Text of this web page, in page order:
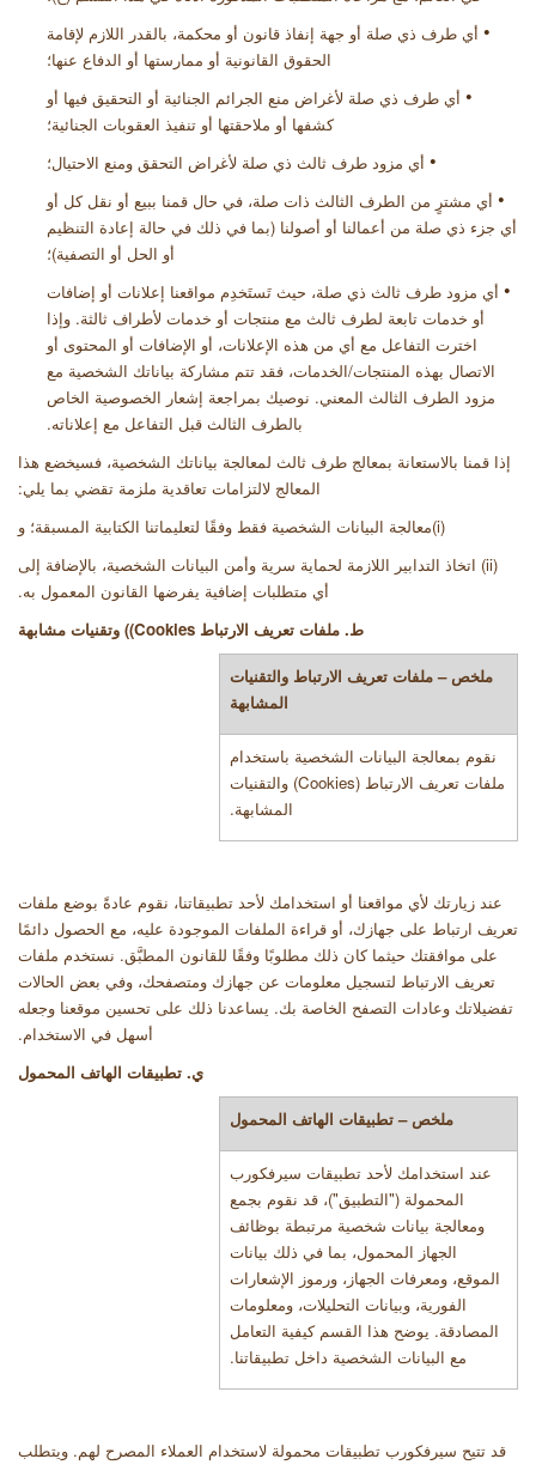
• أي طرف ذي صلة أو جهة إنفاذ قانون أو محكمة، بالقدر اللازم لإقامة
الحقوق القانونية أو ممارستها أو الدفاع عنها؛
• أي طرف ذي صلة لأغراض منع الجرائم الجنائية أو التحقيق فيها أو
كشفها أو ملاحقتها أو تنفيذ العقوبات الجنائية؛
• أي مزود طرف ثالث ذي صلة لأغراض التحقق ومنع الاحتيال؛
• أي مشترٍ من الطرف الثالث ذات صلة، في حال قمنا ببيع أو نقل كل أو
أي جزء ذي صلة من أعمالنا أو أصولنا (بما في ذلك في حالة إعادة التنظيم
أو الحل أو التصفية)؛
• أي مزود طرف ثالث ذي صلة، حيث تَستَخدِم مواقعنا إعلانات أو إضافات
أو خدمات تابعة لطرف ثالث مع منتجات أو خدمات لأطراف ثالثة. وإذا
اخترت التفاعل مع أي من هذه الإعلانات، أو الإضافات أو المحتوى أو
الاتصال بهذه المنتجات/الخدمات، فقد تتم مشاركة بياناتك الشخصية مع
مزود الطرف الثالث المعني. نوصيك بمراجعة إشعار الخصوصية الخاص
بالطرف الثالث قبل التفاعل مع إعلاناته.
إذا قمنا بالاستعانة بمعالج طرف ثالث لمعالجة بياناتك الشخصية، فسيخضع هذا
المعالج لالتزامات تعاقدية ملزمة تقضي بما يلي:
(
i
)معالجة البيانات الشخصية فقط وفقًا لتعليماتنا الكتابية المسبقة؛ و
(ii)
اتخاذ التدابير اللازمة لحماية سرية وأمن البيانات الشخصية، بالإضافة إلى
أي متطلبات إضافية يفرضها القانون المعمول به.
ط. ملفات تعريف الارتباط Cookies) ) وتقنيات مشابهة
ملخص – ملفات تعريف الارتباط والتقنيات
المشابهة
نقوم بمعالجة البيانات الشخصية باستخدام
ملفات تعريف الارتباط (Cookies) والتقنيات
المشابهة.
عند زيارتك لأي مواقعنا أو استخدامك لأحد تطبيقاتنا، نقوم عادةً بوضع ملفات
تعريف ارتباط على جهازك، أو قراءة الملفات الموجودة عليه، مع الحصول دائمًا
على موافقتك حيثما كان ذلك مطلوبًا وفقًا للقانون المطبَّق. نستخدم ملفات
تعريف الارتباط لتسجيل معلومات عن جهازك ومتصفحك، وفي بعض الحالات
تفضيلاتك وعادات التصفح الخاصة بك. يساعدنا ذلك على تحسين موقعنا وجعله
أسهل في الاستخدام.
ي. تطبيقات الهاتف المحمول
ملخص – تطبيقات الهاتف المحمول
عند استخدامك لأحد تطبيقات سيرفكورب
المحمولة ("التطبيق")، قد نقوم بجمع
ومعالجة بيانات شخصية مرتبطة بوظائف
الجهاز المحمول، بما في ذلك بيانات
الموقع، ومعرفات الجهاز، ورموز الإشعارات
الفورية، وبيانات التحليلات، ومعلومات
المصادقة. يوضح هذا القسم كيفية التعامل
مع البيانات الشخصية داخل تطبيقاتنا.
قد تتيح سيرفكورب تطبيقات محمولة لاستخدام العملاء المصرح لهم. ويتطلب